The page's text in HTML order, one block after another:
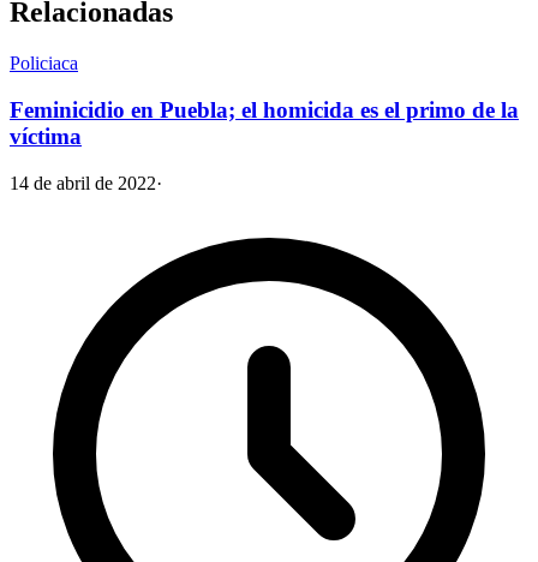
Relacionadas
Policiaca
Feminicidio en Puebla; el homicida es el primo de la
víctima
14 de abril de 2022·